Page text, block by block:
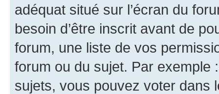
adéquat situé sur l’écran du
besoin d’être inscrit avant de
forum, une liste de vos
forum ou du sujet. Par exemple
sujets, vous pouvez voter dans